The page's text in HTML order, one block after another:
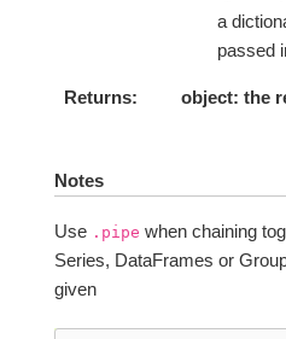
a
passed
Returns object: the
Notes
Use .pipe when chaining
Series, DataFrames or
given